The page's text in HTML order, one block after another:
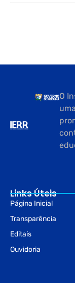
O
Links Úteis
Página Inicial
Transparência
Editais
Ouvidoria